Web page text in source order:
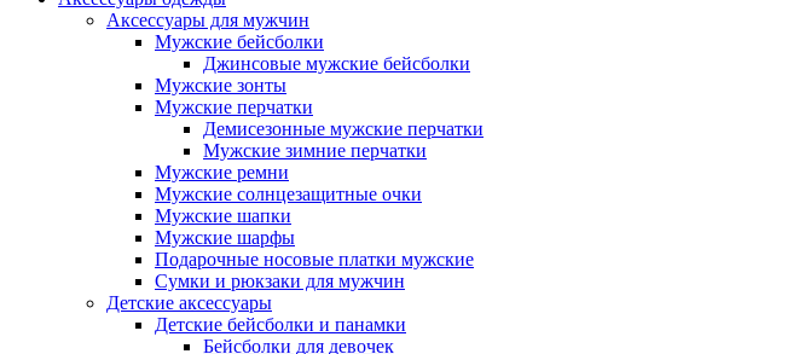
Аксессуары для мужчин
Мужские бейсболки
Джинсовые мужские бейсболки
Мужские зонты
Мужские перчатки
Демисезонные мужские перчатки
Мужские зимние перчатки
Мужские ремни
Мужские солнцезащитные очки
Мужские шапки
Мужские шарфы
Подарочные носовые платки мужские
Сумки и рюкзаки для мужчин
Детские аксессуары
Детские бейсболки и панамки
Бейсболки для девочек